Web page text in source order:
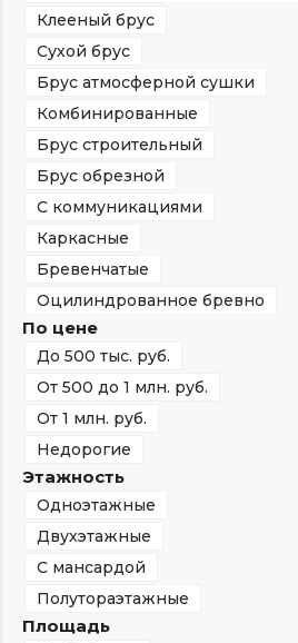
Клееный брус
Сухой брус
Брус атмосферной сушки
Комбинированные
Брус строительный
Брус обрезной
С коммуникациями
Каркасные
Бревенчатые
Оцилиндрованное бревно
По цене
До 500 тыс. руб.
От 500 до 1 млн. руб.
От 1 млн. руб.
Недорогие
Этажность
Одноэтажные
Двухэтажные
С мансардой
Полутораэтажные
Площадь